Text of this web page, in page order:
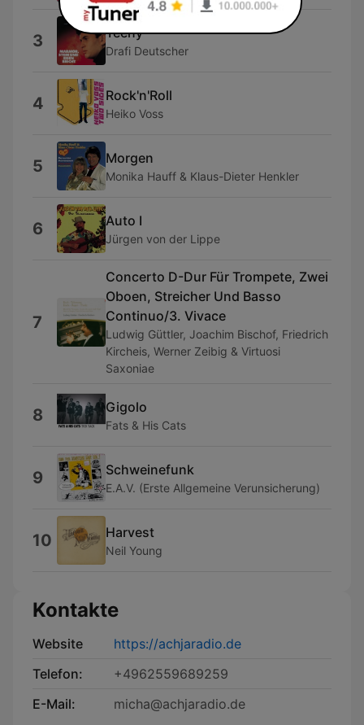
3 Teeny
Drafi Deutscher
4 Rock'n'Roll
Heiko Voss
5 Morgen
Monika Hauff & Klaus-Dieter Henkler
6 Auto I
Jürgen von der Lippe
7
Concerto D-Dur Für Trompete, Zwei
Oboen, Streicher Und Basso
Continuo/3. Vivace
Ludwig Güttler, Joachim Bischof, Friedrich
Kircheis, Werner Zeibig & Virtuosi
Saxoniae
8 Gigolo
Fats & His Cats
9 Schweinefunk
E.A.V. (Erste Allgemeine Verunsicherung)
10 Harvest
Neil Young
Kontakte
Website
https://achjaradio.de
Telefon:
+4962559689259
E-Mail:
micha@achjaradio.de